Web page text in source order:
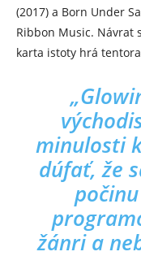
(2017) a Born Under
Ribbon Music. Návrat
karta istoty hrá
minulosti
dúfať, že
žánri a